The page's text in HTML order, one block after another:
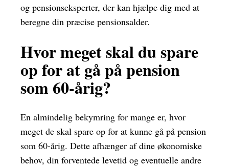
og pensionseksperter, der kan hjælpe dig med at
beregne din præcise pensionsalder.
Hvor meget skal du spare
op for at gå på pension
som 60-årig?
En almindelig bekymring for mange er, hvor
meget de skal spare op for at kunne gå på pension
som 60-årig. Dette afhænger af dine økonomiske
behov, din forventede levetid og eventuelle andre